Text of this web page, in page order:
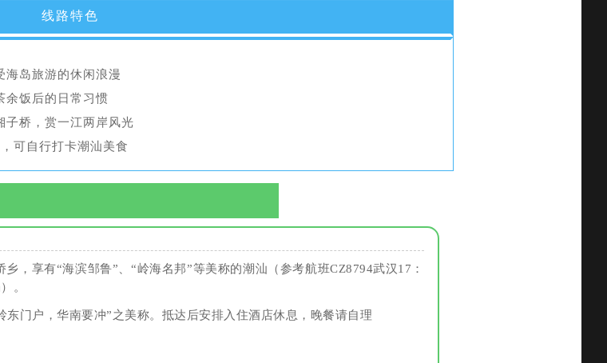
线路特色
岛旅游的休闲浪漫
余饭后的日常习惯
桥，赏一江两岸风光
可自行打卡潮汕美食
，享有“海滨邹鲁”、“岭海名邦”等美称的潮汕（参考航班CZ8794武汉17：
。
门户，华南要冲”之美称。抵达后安排入住酒店休息，晚餐请自理